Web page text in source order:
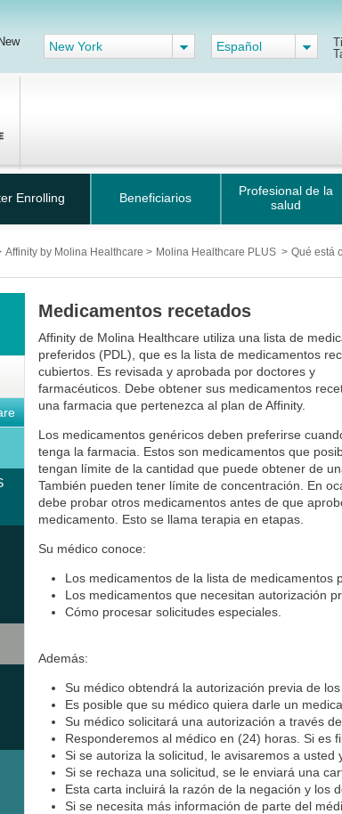
New York Español
Enrolling Beneficiarios
Profesional de la
salud
Affinity by Molina Healthcare > Molina Healthcare PLUS > Qué está
Medicamentos recetados
Affinity de Molina Healthcare utiliza una lista de
preferidos (PDL), que es la lista de medicamentos
cubiertos. Es revisada y aprobada por doctores y
farmacéuticos. Debe obtener sus medicamentos
una farmacia que pertenezca al plan de Affinity.
Los medicamentos genéricos deben preferirse
tenga la farmacia. Estos son medicamentos que
tengan límite de la cantidad que puede obtener de
También pueden tener límite de concentración. En
debe probar otros medicamentos antes de que
medicamento. Esto se llama terapia en etapas.
Su médico conoce:
Los medicamentos de la lista de medicamentos
Los medicamentos que necesitan autorización
Cómo procesar solicitudes especiales.
Además:
Su médico obtendrá la autorización previa de
Es posible que su médico quiera darle un
Su médico solicitará una autorización a través
Responderemos al médico en (24) horas. Si es
Si se autoriza la solicitud, le avisaremos a usted
Si se rechaza una solicitud, se le enviará una
Esta carta incluirá la razón de la negación y los
Si se necesita más información de parte del